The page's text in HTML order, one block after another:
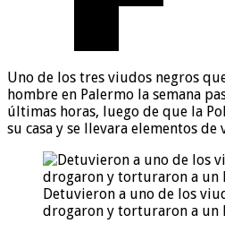
Uno de los tres viudos negros
hombre en Palermo la semana
últimas horas, luego de que la
su casa y se llevara elementos
Detuvieron a uno de los
drogaron y torturaron a un